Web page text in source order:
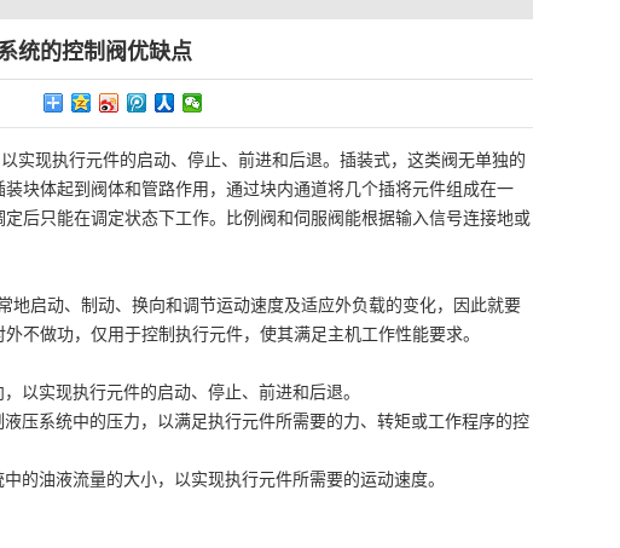
统的控制阀优缺点
实现执行元件的启动、停止、前进和后退。插装式，这类阀无单独的
块体起到阀体和管路作用，通过块内通道将几个插将元件组成在一
后只能在调定状态下工作。比例阀和伺服阀能根据输入信号连接地或
启动、制动、换向和调节运动速度及适应外负载的变化，因此就要
外不做功，仅用于控制执行元件，使其满足主机工作性能要求。
，以实现执行元件的启动、停止、前进和后退。
压系统中的压力，以满足执行元件所需要的力、转矩或工作程序的控
中的油液流量的大小，以实现执行元件所需要的运动速度。